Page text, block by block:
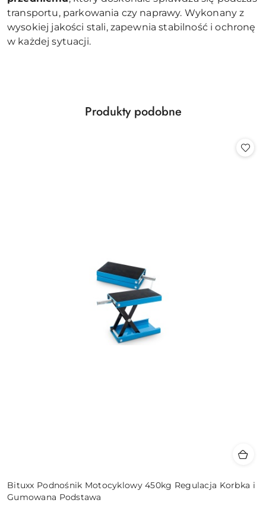
transportu, parkowania czy naprawy. Wykonany z
wysokiej jakości stali, zapewnia stabilność i ochronę
w każdej sytuacji.
Pomiń karuzelę produktów
Produkty
Produkty podobne
Bituxx Podnośnik Motocyklowy 450kg Regulacja Korbka i
Gumowana Podstawa